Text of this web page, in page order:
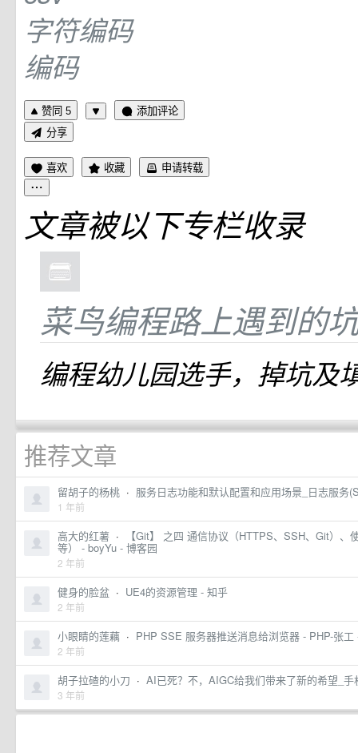
字符编码
编码
赞同 5
添加评论
分享
喜欢 收藏 申请转载
文章被以下专栏收录
菜鸟编程路上遇到的
编程幼儿园选手，掉坑及
推荐文章
留胡子的杨桃 · 服务日志功能和默认配置和应用场景_日志服务
1 年前
高大的红薯 · 【Git】 之四 通信协议（HTTPS、SSH、Git）
等） - boyYu - 博客园
2 年前
健身的脸盆 · UE4的资源管理 - 知乎
2 年前
小眼睛的莲藕 · PHP SSE 服务器推送消息给浏览器 - PHP-张工
2 年前
胡子拉碴的小刀 · AI已死？不，AIGC给我们带来了新的希望_手
3 年前